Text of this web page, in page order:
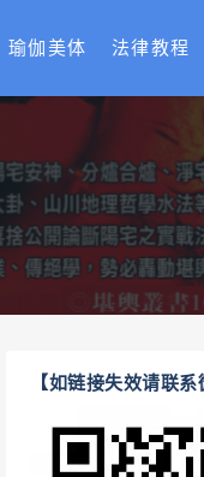
瑜伽美体 法律教程
【如链接失效请联系